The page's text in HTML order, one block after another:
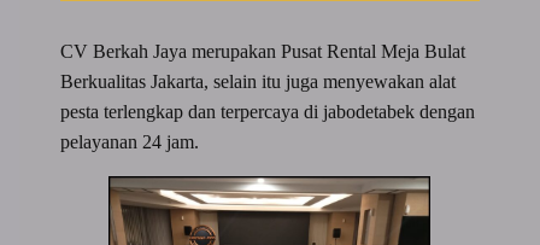
CV Berkah Jaya merupakan Pusat Rental Meja Bulat
Berkualitas Jakarta, selain itu juga menyewakan alat
pesta terlengkap dan terpercaya di jabodetabek dengan
pelayanan 24 jam.